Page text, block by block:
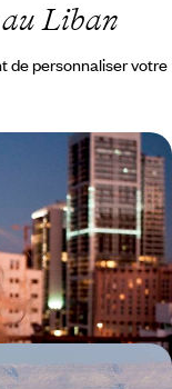
au Liban
de personnaliser votre
gastronomie
la richesse de sa
et grandes